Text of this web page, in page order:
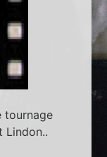
tournage
Lindon..